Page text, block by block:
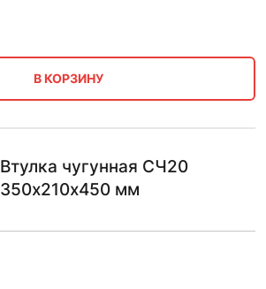
В КОРЗИНУ
Втулка чугунная СЧ20
350х210х450 мм